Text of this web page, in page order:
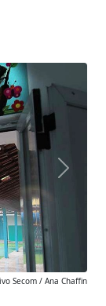
Secom / Ana Chaffin